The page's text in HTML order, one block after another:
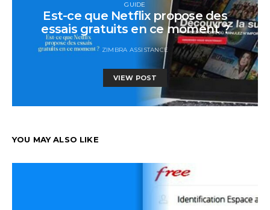
GUIDE
Est-ce que Netflix propose des
essais gratuits en ce moment ?
ZIMBRA ASSISTANCE
VIEW POST
YOU MAY ALSO LIKE